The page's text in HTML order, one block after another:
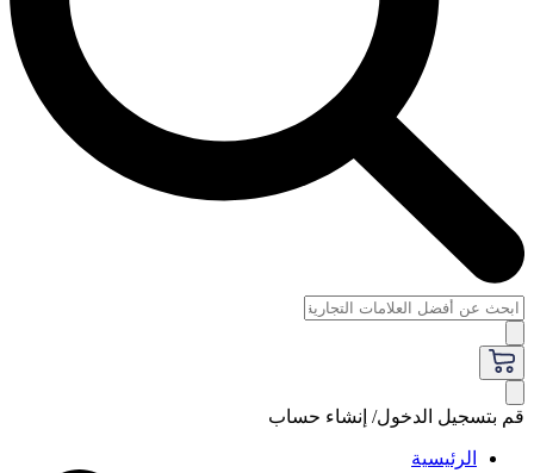
قم بتسجيل الدخول/ إنشاء حساب
الرئيسية